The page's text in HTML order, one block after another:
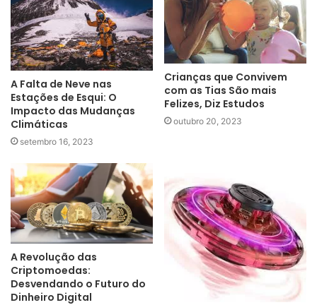
A Falta de Neve nas
Estações de Esqui: O
Impacto das Mudanças
Climáticas
setembro 16, 2023
Crianças que Convivem
com as Tias São mais
Felizes, Diz Estudos
outubro 20, 2023
A Revolução das
Criptomoedas:
Desvendando o Futuro do
Dinheiro Digital